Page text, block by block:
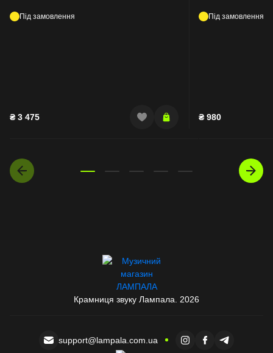
Під замовлення
₴ 3 475
Під замовлення
₴ 980
Крамниця звуку Лампала. 2026
support@lampala.com.ua